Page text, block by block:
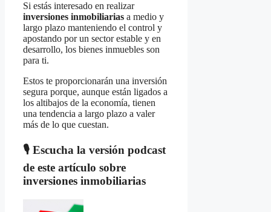
Si estás interesado en realizar
inversiones inmobiliarias a medio y
largo plazo manteniendo el control y
apostando por un sector estable y en
desarrollo, los bienes inmuebles son
para ti.
Estos te proporcionarán una inversión
segura porque, aunque están ligados a
los altibajos de la economía, tienen
una tendencia a largo plazo a valer
más de lo que cuestan.
🎙️ Escucha la versión podcast
de este artículo sobre
inversiones inmobiliarias